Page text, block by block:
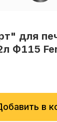
для
Ф115
в